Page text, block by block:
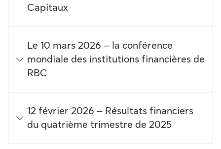
Capitaux
Le 10 mars 2026 – la conférence
mondiale des institutions financières de
RBC
12 février 2026 – Résultats financiers
du quatrième trimestre de 2025